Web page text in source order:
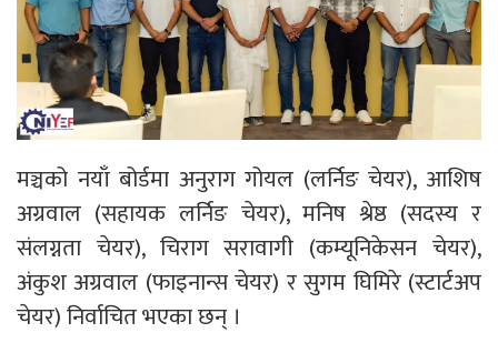
मञ्चको नयाँ बोर्डमा अनुराग गोयल (लर्निङ चेयर), आशिष
अग्रवाल (सहायक लर्निङ चेयर), मनिष श्रेष्ठ (सदस्य र
संलग्नता चेयर), चिराग सरावागी (कम्यूनिकेसन चेयर),
अंकुश अग्रवाल (फाइनान्स चेयर) र सुगम घिमिरे (स्टार्टअप
चेयर) निर्वाचित भएका छन् ।